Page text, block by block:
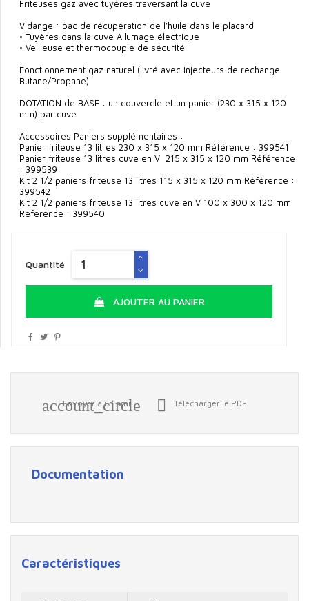
Friteuses gaz avec tuyères traversant la cuve
Vidange : bac de récupération de l’huile dans le placard
• Tuyères dans la cuve Allumage électrique
• Veilleuse et thermocouple de sécurité
Fonctionnement gaz naturel (livré avec injecteurs de rechange
Butane/Propane)
DOTATION de BASE : un couvercle et un panier (230 x 315 x 120
mm) par cuve
Accessoires Paniers supplémentaires :
Panier friteuse 13 litres 230 x 315 x 120 mm Référence : 399541
Panier friteuse 13 litres cuve en V 215 x 315 x 120 mm Référence
: 399539
Kit 2 1/2 paniers friteuse 13 litres 115 x 315 x 120 mm Référence :
399542
Kit 2 1/2 paniers friteuse 13 litres cuve en V 100 x 300 x 120 mm
Référence : 399540
Quantité
AJOUTER AU PANIER
account_circle
Envoyer à un ami  Télécharger le PDF
Documentation
Caractéristiques